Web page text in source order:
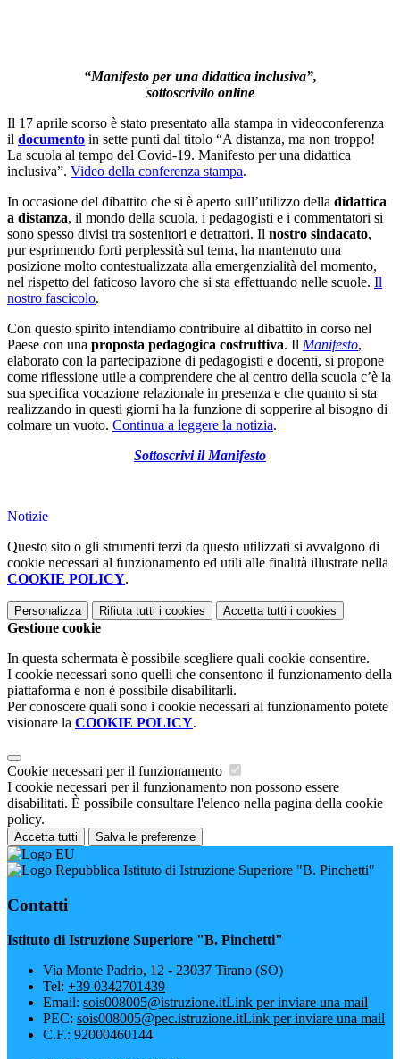
“Manifesto per una didattica inclusiva”,
sottoscrivilo online
Il 17 aprile scorso è stato presentato alla stampa in videoconferenza
il documento in sette punti dal titolo “A distanza, ma non troppo!
La scuola al tempo del Covid-19. Manifesto per una didattica
inclusiva”. Video della conferenza stampa.
In occasione del dibattito che si è aperto sull’utilizzo della didattica
a distanza, il mondo della scuola, i pedagogisti e i commentatori si
sono spesso divisi tra sostenitori e detrattori. Il nostro sindacato,
pur esprimendo forti perplessità sul tema, ha mantenuto una
posizione molto contestualizzata alla emergenzialità del momento,
nel rispetto del faticoso lavoro che si sta effettuando nelle scuole. Il
nostro fascicolo.
Con questo spirito intendiamo contribuire al dibattito in corso nel
Paese con una proposta pedagogica costruttiva. Il Manifesto,
elaborato con la partecipazione di pedagogisti e docenti, si propone
come riflessione utile a comprendere che al centro della scuola c’è la
sua specifica vocazione relazionale in presenza e che quanto si sta
realizzando in questi giorni ha la funzione di sopperire al bisogno di
colmare un vuoto. Continua a leggere la notizia.
Sottoscrivi il Manifesto
Notizie
Questo sito o gli strumenti terzi da questo utilizzati si avvalgono di
cookie necessari al funzionamento ed utili alle finalità illustrate nella
COOKIE POLICY.
Personalizza Rifiuta tutti i cookies Accetta tutti i cookies
Gestione cookie
In questa schermata è possibile scegliere quali cookie consentire.
I cookie necessari sono quelli che consentono il funzionamento della
piattaforma e non è possibile disabilitarli.
Per conoscere quali sono i cookie necessari al funzionamento potete
visionare la COOKIE POLICY.
Cookie necessari per il funzionamento
I cookie necessari per il funzionamento non possono essere
disabilitati. È possibile consultare l'elenco nella pagina della cookie
policy.
Accetta tutti Salva le preferenze
Istituto di Istruzione Superiore "B. Pinchetti"
Contatti
Istituto di Istruzione Superiore "B. Pinchetti"
Via Monte Padrio, 12 - 23037 Tirano (SO)
Tel: +39 0342701439
Email: sois008005@istruzione.itLink per inviare una mail
PEC: sois008005@pec.istruzione.itLink per inviare una mail
C.F.: 92000460144